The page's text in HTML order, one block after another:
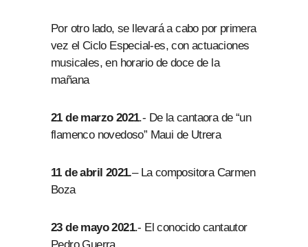
Por otro lado, se llevará a cabo por primera
vez el Ciclo Especial-es, con actuaciones
musicales, en horario de doce de la
mañana
21 de marzo 2021.- De la cantaora de “un
flamenco novedoso” Maui de Utrera
11 de abril 2021.– La compositora Carmen
Boza
23 de mayo 2021.- El conocido cantautor